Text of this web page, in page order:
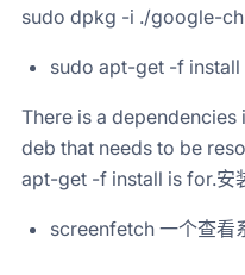
sudo dpkg -i ./google-
sudo apt-get -f install
There is a
deb that needs to be
apt-get -f install is for.安
screenfetch 一个查看